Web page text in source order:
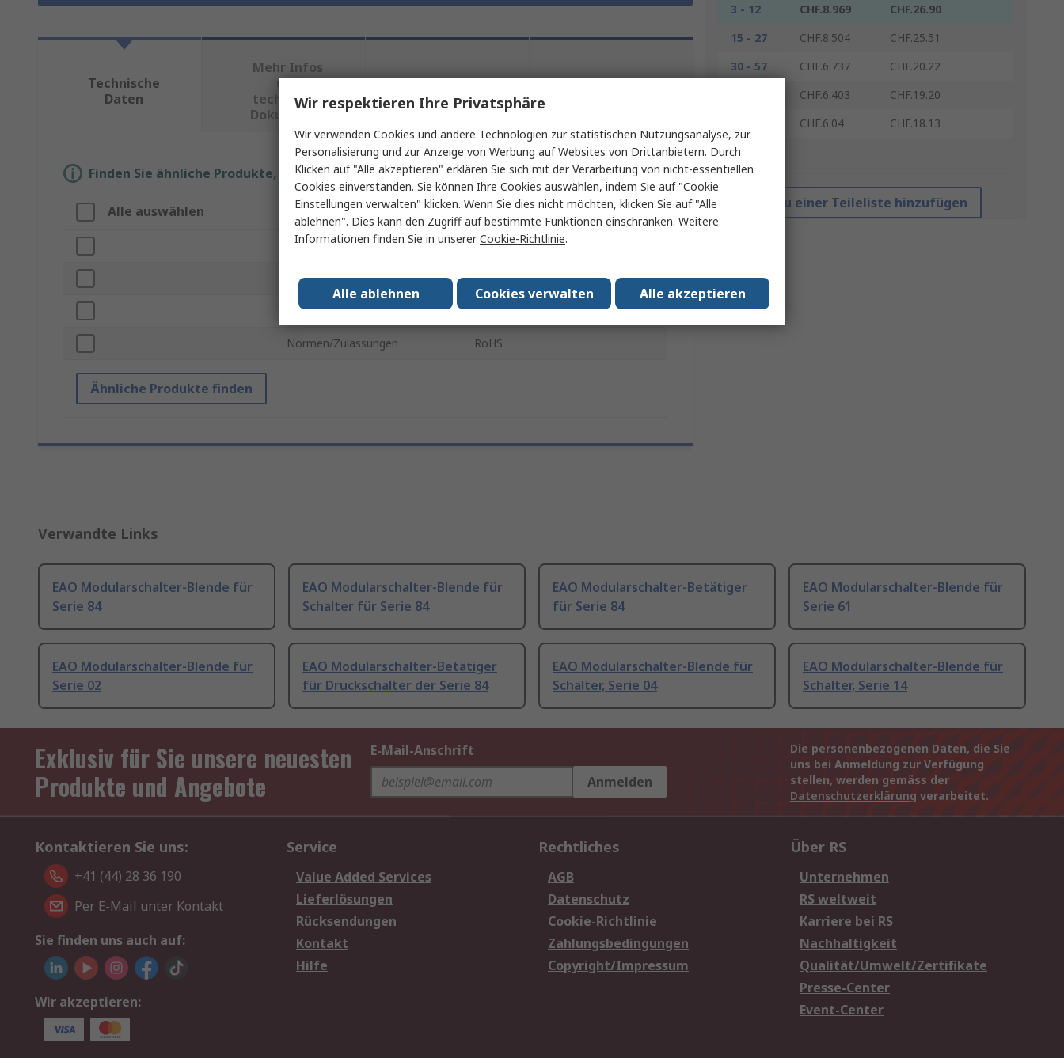
3 - 12 CHF.8.969
CHF.26.90
15 - 27
CHF.8.504
CHF.25.51
30 - 57
CHF.6.737
CHF.20.22
CHF.6.403
CHF.19.20
CHF.6.04 CHF.18.13
*Richtpreis
Zu einer Teileliste hinzufügen
Technische
Daten
Mehr Infos
und
technische
Dokumente
Rechtliche
Anforderungen
Finden Sie ähnliche Produkte, indem Sie ein oder mehrere Eigenschaften auswählen.
Alle auswählen Eigenschaft Wert
Marke EAO
Produkt Typ Modularschalter-Blende
Zur Verwendung mit Serie 84, Serie 92
Normen/Zulassungen RoHS
Ähnliche Produkte finden
Verwandte Links
EAO Modularschalter-Blende für
Serie 84
EAO Modularschalter-Blende für
Schalter für Serie 84
EAO Modularschalter-Betätiger
für Serie 84
EAO Modularschalter-Blende für
Serie 61
EAO Modularschalter-Blende für
Serie 02
EAO Modularschalter-Betätiger
für Druckschalter der Serie 84
EAO Modularschalter-Blende für
Schalter, Serie 04
EAO Modularschalter-Blende für
Schalter, Serie 14
Exklusiv für Sie unsere neuesten
Produkte und Angebote
E-Mail-Anschrift
Anmelden
Die personenbezogenen Daten, die Sie
uns bei Anmeldung zur Verfügung
stellen, werden gemäss der
Datenschutzerklärung verarbeitet.
Kontaktieren Sie uns:
+41 (44) 28 36 190
Per E-Mail unter Kontakt
Sie finden uns auch auf:
Wir akzeptieren:
Service
Value Added Services
Lieferlösungen
Rücksendungen
Kontakt
Hilfe
Rechtliches
AGB
Datenschutz
Cookie-Richtlinie
Zahlungsbedingungen
Copyright/Impressum
Über RS
Unternehmen
RS weltweit
Karriere bei RS
Nachhaltigkeit
Qualität/Umwelt/Zertifikate
Presse-Center
Event-Center
Wir respektieren Ihre Privatsphäre
Wir verwenden Cookies und andere Technologien zur statistischen Nutzungsanalyse, zur
Personalisierung und zur Anzeige von Werbung auf Websites von Drittanbietern. Durch
Klicken auf "Alle akzeptieren" erklären Sie sich mit der Verarbeitung von nicht-essentiellen
Cookies einverstanden. Sie können Ihre Cookies auswählen, indem Sie auf "Cookie
Einstellungen verwalten" klicken. Wenn Sie dies nicht möchten, klicken Sie auf "Alle
ablehnen". Dies kann den Zugriff auf bestimmte Funktionen einschränken. Weitere
Informationen finden Sie in unsererCookie-Richtlinie.
Alle akzeptieren
Cookies verwalten
Alle ablehnen